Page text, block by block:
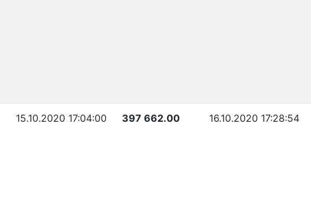
15.10.2020 17:04:00 397 662.00 16.10.2020 17:28:54